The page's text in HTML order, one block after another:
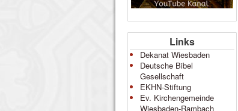
Links
Dekanat Wiesbaden
Deutsche Bibel
Gesellschaft
EKHN-Stiftung
Ev. Kirchengemeinde
Wiesbaden-Rambach